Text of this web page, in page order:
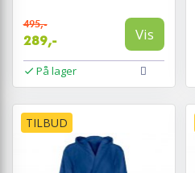
495,-
289,- Vis
På lager
TILBUD